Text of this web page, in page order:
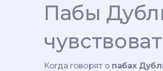
Пабы
Когда говорят о пабах